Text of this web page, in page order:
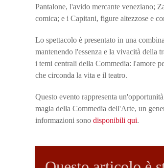
Pantalone, l'avido mercante veneziano;
comica; e i Capitani, figure altezzose e
Lo spettacolo è presentato in una
mantenendo l'essenza e la vivacità della
i temi centrali della Commedia: l'amore
che circonda la vita e il teatro.
Questo evento rappresenta
magia della Commedia dell'Arte, un
informazioni sono disponibili qui.